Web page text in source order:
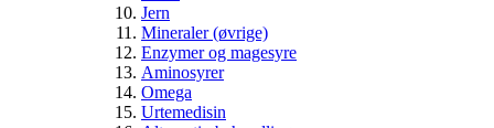
Jern
Mineraler (øvrige)
Enzymer og magesyre
Aminosyrer
Omega
Urtemedisin